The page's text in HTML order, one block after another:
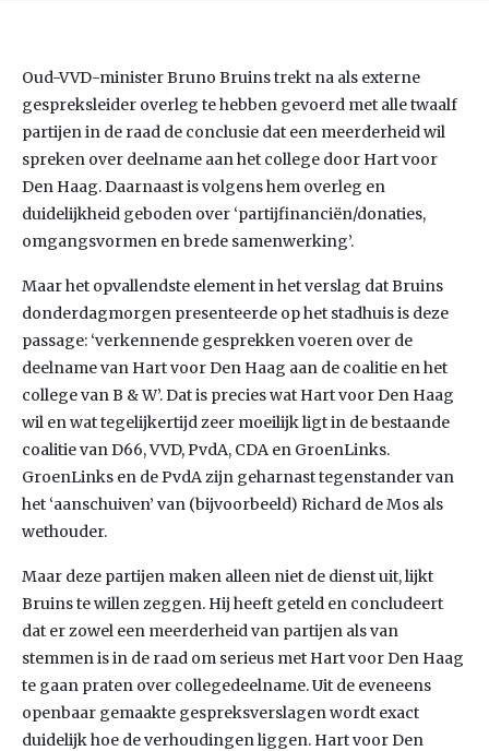
Oud-VVD-minister Bruno Bruins trekt na als externe
gespreksleider overleg te hebben gevoerd met alle twaalf
partijen in de raad de conclusie dat een meerderheid wil
spreken over deelname aan het college door Hart voor
Den Haag. Daarnaast is volgens hem overleg en
duidelijkheid geboden over ‘partijfinanciën/donaties,
omgangsvormen en brede samenwerking’.
Maar het opvallendste element in het verslag dat Bruins
donderdagmorgen presenteerde op het stadhuis is deze
passage: ‘verkennende gesprekken voeren over de
deelname van Hart voor Den Haag aan de coalitie en het
college van B & W’. Dat is precies wat Hart voor Den Haag
wil en wat tegelijkertijd zeer moeilijk ligt in de bestaande
coalitie van D66, VVD, PvdA, CDA en GroenLinks.
GroenLinks en de PvdA zijn geharnast tegenstander van
het ‘aanschuiven’ van (bijvoorbeeld) Richard de Mos als
wethouder.
Maar deze partijen maken alleen niet de dienst uit, lijkt
Bruins te willen zeggen. Hij heeft geteld en concludeert
dat er zowel een meerderheid van partijen als van
stemmen is in de raad om serieus met Hart voor Den Haag
te gaan praten over collegedeelname. Uit de eveneens
openbaar gemaakte gespreksverslagen wordt exact
duidelijk hoe de verhoudingen liggen. Hart voor Den